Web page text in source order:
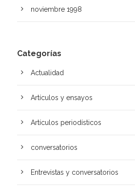
noviembre 1998
Categorías
Actualidad
Artículos y ensayos
Artí­culos periodísticos
conversatorios
Entrevistas y conversatorios